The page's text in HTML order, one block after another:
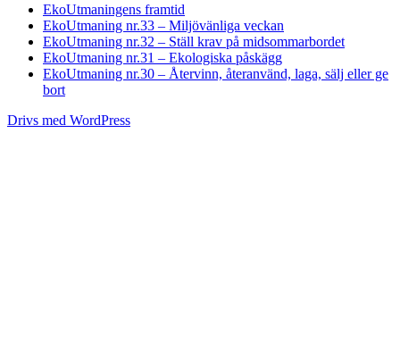
EkoUtmaningens framtid
EkoUtmaning nr.33 – Miljövänliga veckan
EkoUtmaning nr.32 – Ställ krav på midsommarbordet
EkoUtmaning nr.31 – Ekologiska påskägg
EkoUtmaning nr.30 – Återvinn, återanvänd, laga, sälj eller ge
bort
Drivs med WordPress